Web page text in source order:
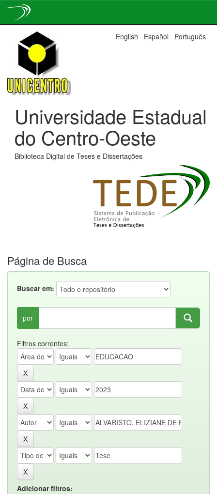
navigation
English Español Português
Universidade Estadual
do Centro-Oeste
Biblioteca Digital de Teses e Dissertações
Página de Busca
Buscar em:
por
Filtros correntes:
Adicionar filtros: